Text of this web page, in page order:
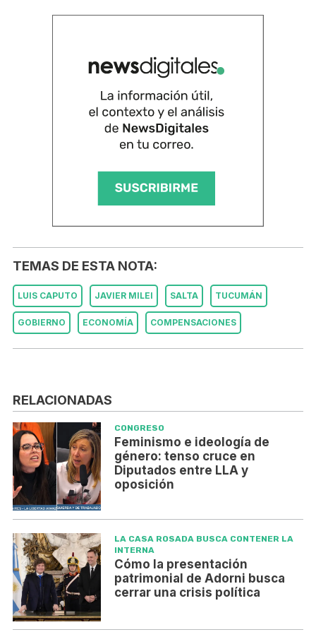
TEMAS DE ESTA NOTA:
LUIS CAPUTO JAVIER MILEI SALTA TUCUMÁN
GOBIERNO ECONOMÍA COMPENSACIONES
RELACIONADAS
CONGRESO
Feminismo e ideología de
género: tenso cruce en
Diputados entre LLA y
oposición
LA CASA ROSADA BUSCA CONTENER LA
INTERNA
Cómo la presentación
patrimonial de Adorni busca
cerrar una crisis política